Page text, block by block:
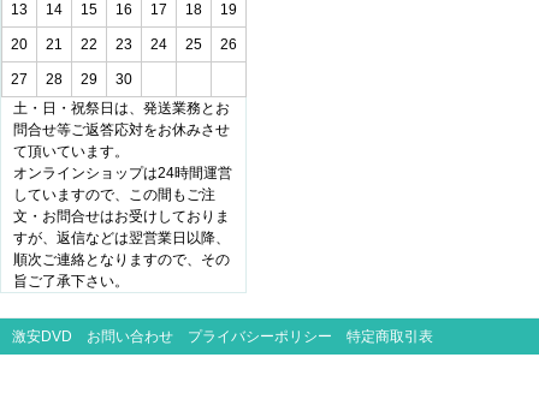
13 14 15 16 17 18 19
20 21 22 23 24 25 26
27 28 29
30
土・日・祝祭日は、発送業務とお
問合せ等ご返答応対をお休みさせ
て頂いています。
オンラインショップは24時間運営
していますので、この間もご注
文・お問合せはお受けしておりま
すが、返信などは翌営業日以降、
順次ご連絡となりますので、その
旨ご了承下さい。
激安DVD お問い合わせ プライバシーポリシー 特定商取引表